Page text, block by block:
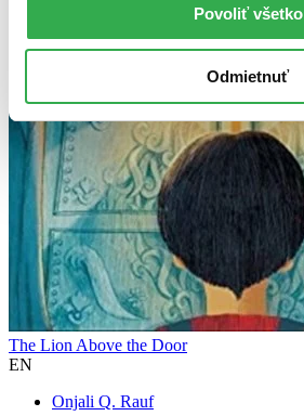
Povoliť všetko
Odmietnuť
The Lion Above the Door
EN
Onjali Q. Rauf